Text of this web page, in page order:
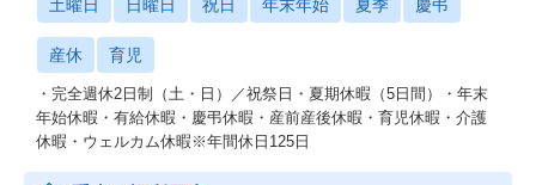
土曜日 日曜日 祝日 年末年始 夏季 慶弔
産休 育児
・完全週休2日制（土・日）／祝祭日・夏期休暇（5日間）・年末
年始休暇・有給休暇・慶弔休暇・産前産後休暇・育児休暇・介護
休暇・ウェルカム休暇※年間休日125日